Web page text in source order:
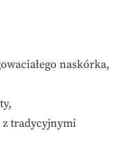
naskórka,
z tradycyjnymi